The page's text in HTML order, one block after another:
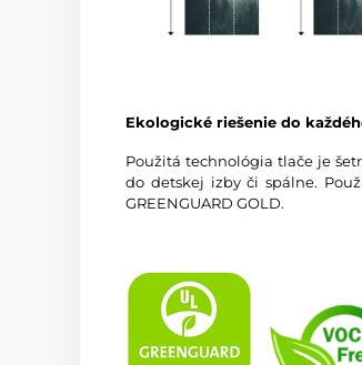
Ekologické riešenie do
Použitá technológia tlače je
do detskej izby či spálne.
GREENGUARD GOLD.